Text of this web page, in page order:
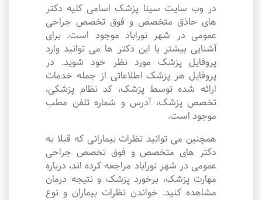
در وب سایت سینا پزشک اسامی کلیه دکتر
های حاذق متخصص و فوق تخصص جراحی
عمومی در شهر نوراباد موجود است. برای
آشنایی بیشتر با این دکتر ها می توانید وارد
پروفایل پزشک مورد نظر خود شوید. در
پروفایل هر پزشک اطلاعاتی از جمله خدمات
ارائه شده توسط پزشک، کد نظام پزشکی،
تخصص پزشک، آدرس و شماره تلفن مطب
موجود است.
همچنین می توانید نظرات بیمارانی که قبلا به
دکتر های متخصص و فوق تخصص جراحی
عمومی در شهر نوراباد مراجعه کرده اند، درباره
مهارت پزشک، برخورد پزشک و نتیجه درمان
مشاهده کنید. خواندن نظرات بیماران و نوع